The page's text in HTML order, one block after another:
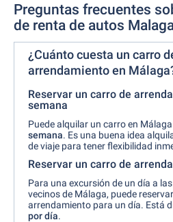
Preguntas frecuentes
de renta de autos
¿Cuánto cuesta un carro
arrendamiento en
Reservar un carro de
semana
Puede alquilar un carro en
semana. Es una buena idea
de viaje para tener flexibilidad
Reservar un carro de
Para una excursión de un día a
vecinos de Málaga, puede
arrendamiento para un día. Está
por día.